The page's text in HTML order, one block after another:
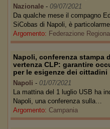
Nazionale - 09/07/2021
Da qualche mese il compagno
SiCobas di Napoli, è
Argomento: Federazione
Napoli, conferenza stampa
vertenza CLP: garantire
per le esigenze dei cittadini
Napoli - 01/07/2021
La mattina del 1 luglio USB ha
Napoli, una conferenza sulla…
Argomento: Campania